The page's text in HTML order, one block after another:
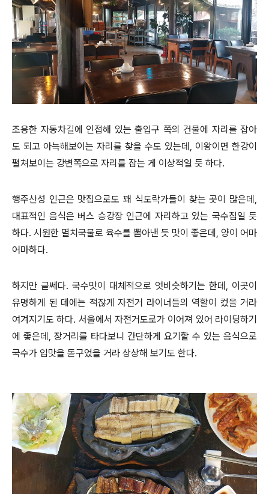
조용한 자동차길에 인접해 있는 출입구 쪽의 건물에 자리를 잡아
도 되고 아늑해보이는 자리를 찾을 수도 있는데, 이왕이면 한강이
펼쳐보이는 강변쪽으로 자리를 잡는 게 이상적일 듯 하다.
행주산성 인근은 맛집으로도 꽤 식도락가들이 찾는 곳이 많은데,
대표적인 음식은 버스 승강장 인근에 자리하고 있는 국수집일 듯
하다. 시원한 멸치국물로 육수를 뽑아낸 듯 맛이 좋은데, 양이 어마
어마하다.
하지만 글쎄다. 국수맛이 대체적으로 엇비슷하기는 한데, 이곳이
유명하게 된 데에는 적잖게 자전거 라이너들의 역할이 컸을 거라
여겨지기도 하다. 서울에서 자전거도로가 이어져 있어 라이딩하기
에 좋은데, 장거리를 타다보니 간단하게 요기할 수 있는 음식으로
국수가 입맛을 돋구었을 거라 상상해 보기도 한다.